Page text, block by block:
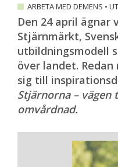
ARBETA MED DEMENS •
Den 24 april ägnar
Stjärnmärkt,
utbildningsmodell
över landet.
sig till
Stjärnorna –
omvårdnad.